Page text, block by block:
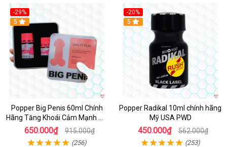
-29%
5
Popper Big Penis 60ml Chính
Hãng Tăng Khoái Cảm Mạnh Mẽ
An Toàn
650.000₫ 915.000₫
(256)
-20%
5
Popper Radikal 10ml chính hãng
Mỹ USA PWD
450.000₫ 562.000₫
(253)